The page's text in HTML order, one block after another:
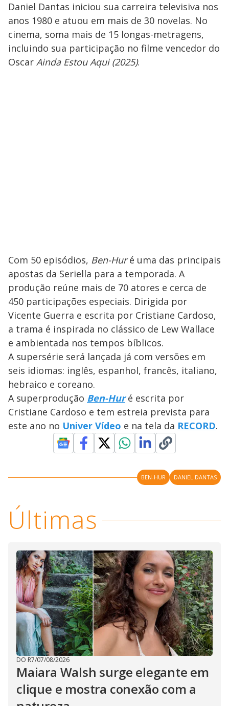
Daniel Dantas iniciou sua carreira televisiva nos
anos 1980 e atuou em mais de 30 novelas. No
cinema, soma mais de 15 longas-metragens,
incluindo sua participação no filme vencedor do
Oscar Ainda Estou Aqui (2025).
Com 50 episódios, Ben-Huré uma das principais
apostas da Seriella para a temporada. A
produção reúne mais de 70 atores e cerca de
450 participações especiais. Dirigida por
Vicente Guerra e escrita por Cristiane Cardoso,
a trama é inspirada no clássico de Lew Wallace
e ambientada nos tempos bíblicos.
A supersérie será lançada já com versões em
seis idiomas: inglês, espanhol, francês, italiano,
hebraico e coreano.
A superprodução Ben-Huré escrita por
Cristiane Cardoso e tem estreia prevista para
este ano no Univer Vídeo e na tela da RECORD.
BEN-HUR DANIEL DANTAS
Últimas
DO R7/07/08/2026
Maiara Walsh surge elegante em
clique e mostra conexão com a